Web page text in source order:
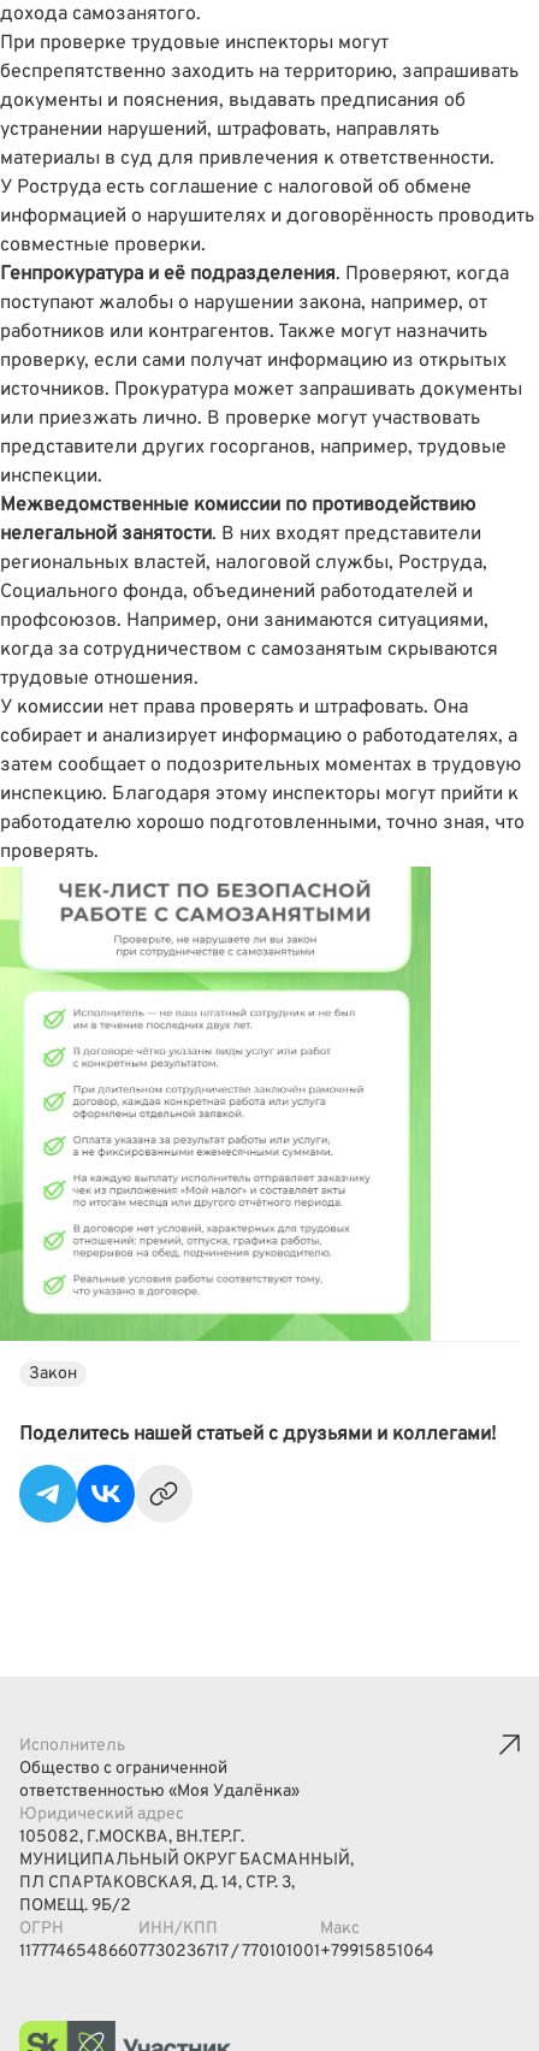
дохода самозанятого.
При проверке трудовые инспекторы могут
беспрепятственно заходить на территорию, запрашивать
документы и пояснения, выдавать предписания об
устранении нарушений, штрафовать, направлять
материалы в суд для привлечения к ответственности.
У Роструда есть соглашение с налоговой об обмене
информацией о нарушителях и договорённость проводить
совместные проверки.
Генпрокуратура и её подразделения. Проверяют, когда
поступают жалобы о нарушении закона, например, от
работников или контрагентов. Также могут назначить
проверку, если сами получат информацию из открытых
источников. Прокуратура может запрашивать документы
или приезжать лично. В проверке могут участвовать
представители других госорганов, например, трудовые
инспекции.
Межведомственные комиссии по противодействию
нелегальной занятости. В них входят представители
региональных властей, налоговой службы, Роструда,
Социального фонда, объединений работодателей и
профсоюзов. Например, они занимаются ситуациями,
когда за сотрудничеством с самозанятым скрываются
трудовые отношения.
У комиссии нет права проверять и штрафовать. Она
собирает и анализирует информацию о работодателях, а
затем сообщает о подозрительных моментах в трудовую
инспекцию. Благодаря этому инспекторы могут прийти к
работодателю хорошо подготовленными, точно зная, что
проверять.
Закон
Поделитесь нашей статьей с друзьями и коллегами!
Исполнитель
Общество с ограниченной
ответственностью «Моя Удалёнка»
Юридический адрес
105082, Г.МОСКВА, ВН.ТЕР.Г.
МУНИЦИПАЛЬНЫЙ ОКРУГ БАСМАННЫЙ,
ПЛ СПАРТАКОВСКАЯ, Д. 14, СТР. 3,
ПОМЕЩ. 9Б/2
ОГРН
1177746548660
ИНН/КПП
7730236717 / 770101001
Макс
+79915851064